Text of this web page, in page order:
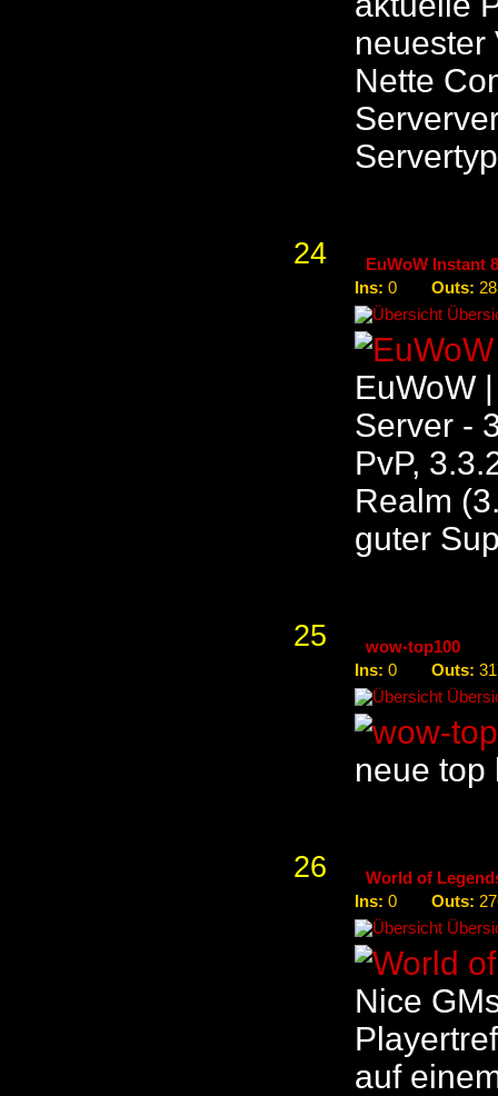
neuester
Nette
24
EuWoW Instant
Ins: 0 Outs:
EuWoW
Server -
PvP,
Realm
guter
25
wow-top100
Ins: 0 Outs:
neue top
26
World of
Ins: 0 Outs:
Nice
auf